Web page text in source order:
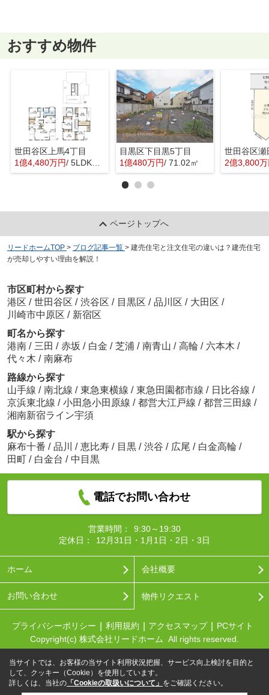
おすすめ物件
世田谷区上馬4丁目
1億4,480万円/ 5LDK＋1S(納戸)
目黒区下目黒5丁目
1億480万円/ 71.02㎡
世田谷区瀬
2億3,800
ページトップへ
リードホームTOP > ブログ記事一覧 > 建売住宅と注文住宅の違いは？建売住宅
が売却しやすい理由を解説！
市区町村から探す
港区 / 世田谷区 / 渋谷区 / 目黒区 / 品川区 / 大田区 /
川崎市中原区 / 新宿区
町名から探す
港南 / 三田 / 赤坂 / 白金 / 芝浦 / 南青山 / 高輪 / 六本木 /
代々木 / 南麻布
路線から探す
山手線 / 南北線 / 東急東横線 / 東急田園都市線 / 日比谷線 /
京浜東北線 / 小田急小田原線 / 都営大江戸線 / 都営三田線 /
湘南新宿ライン宇須
駅から探す
麻布十番 / 品川 / 恵比寿 / 目黒 / 渋谷 / 広尾 / 白金高輪 /
田町 / 白金台 / 中目黒
電話でお問い合わせ
営業時間：
9:30～19:30
定休日：
12月31日・1月1日・2日・3日
ホーム 会社概要
お問い合わせ 物件リクエスト
プライバシーポリシー 利用規約 アクセスマップ
PCサイト
Copyright(c) 株式会社リードホーム All rights reserved.
当サイトでは、お客様の当サイト利用状況把握、サービス向上検討を目的と
して、クッキー（Cookie）を使用しています。
詳しくは、当社の 「Cookieの取扱いについて」 をご確認ください。